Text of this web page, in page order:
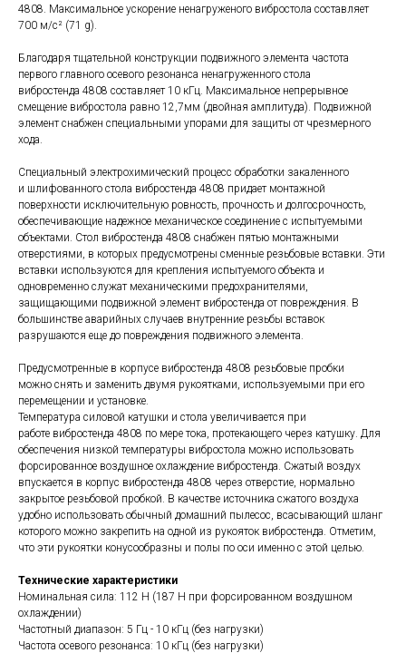
4808. Максимальное ускорение ненагруженого вибростола составляет
700 м/с² (71 g).
Благодаря тщательной конструкции подвижного элемента частота
первого главного осевого резонанса ненагруженного стола
вибростенда 4808 составляет 10 кГц. Максимальное непрерывное
смещение вибростола равно 12,7мм (двойная амплитуда). Подвижной
элемент снабжен специальными упорами для защиты от чрезмерного
хода.
Специальный электрохимический процесс обработки закаленного
и шлифованного стола вибростенда 4808 придает монтажной
поверхности исключительную ровность, прочность и долгосрочность,
обеспечивающие надежное механическое соединение с испытуемыми
объектами. Стол вибростенда 4808 снабжен пятью монтажными
отверстиями, в которых предусмотрены сменные резьбовые вставки. Эти
вставки используются для крепления испытуемого объекта и
одновременно служат механическими предохранителями,
защищающими подвижной элемент вибростенда от повреждения. В
большинстве аварийных случаев внутренние резьбы вставок
разрушаются еще до повреждения подвижного элемента.
Предусмотренные в корпусе вибростенда 4808 резьбовые пробки
можно снять и заменить двумя рукоятками, используемыми при его
перемещении и установке.
Температура силовой катушки и стола увеличивается при
работе вибростенда 4808 по мере тока, протекающего через катушку. Для
обеспечения низкой температуры вибростола можно использовать
форсированное воздушное охлаждение вибростенда. Сжатый воздух
впускается в корпус вибростенда 4808 через отверстие, нормально
закрытое резьбовой пробкой. В качестве источника сжатого воздуха
удобно использовать обычный домашний пылесос, всасывающий шланг
которого можно закрепить на одной из рукояток вибростенда. Отметим,
что эти рукоятки конусообразны и полы по оси именно с этой целью.
Технические характеристики
Номинальная сила: 112 Н (187 Н при форсированном воздушном
охлаждении)
Частотный диапазон: 5 Гц - 10 кГц (без нагрузки)
Частота осевого резонанса: 10 кГц (без нагрузки)